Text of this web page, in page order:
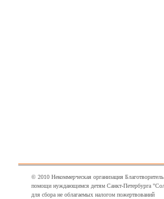
© 2010 Некоммерческая организация
помощи нуждающимся детям Санкт-Петербурга
для сбора не облагаемых налогом пожертвований